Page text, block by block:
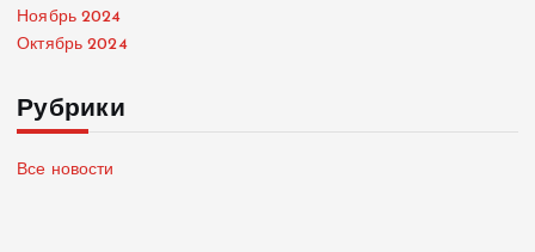
Ноябрь 2024
Октябрь 2024
Рубрики
Все новости